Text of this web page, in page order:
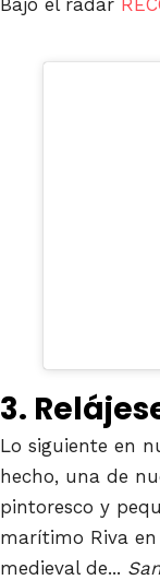
3.
Lo siguiente en
hecho, una de
pintoresco y
marítimo Riva
medieval de...